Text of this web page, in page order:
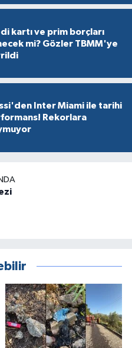
kartı ve prim borçları
mi? Gözler TBMM'ye
Inter Miami ile tarihi
Rekorlara